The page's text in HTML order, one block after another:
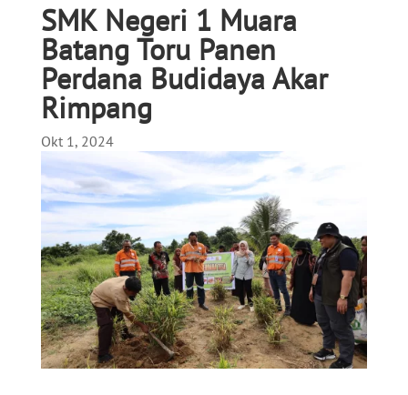
SMK Negeri 1 Muara
Batang Toru Panen
Perdana Budidaya Akar
Rimpang
Okt 1, 2024